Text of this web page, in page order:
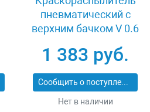
пневматический с
верхним бачком V 0.6
мм Matrix 57314
1 383 руб.
Сообщить о поступлении
Нет в наличии